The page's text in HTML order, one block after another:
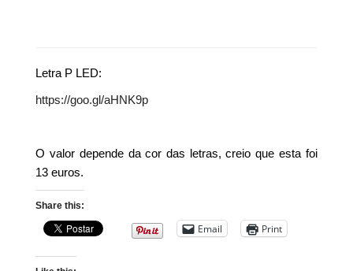
Letra P LED:
https://goo.gl/aHNK9p
O valor depende da cor das letras, creio que esta foi
13 euros.
Share this:
Email Print